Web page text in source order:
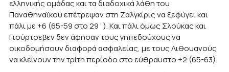
ελληνικής ομάδας και τα διαδοχικά λάθη του
Παναθηναϊκού επέτρεψαν στη Ζαλγκίρις να ξεφύγει και
πάλι με +6 (65-59 στο 29΄). Και πάλι όμως Σλούκας και
Γιούρτσεβεν δεν άφησαν τους γηπεδούχους να
οικοδομήσουν διαφορά ασφαλείας, με τους Λιθουανούς
να κλείνουν την τρίτη περίοδο στο εύθραυστο +2 (65-63).